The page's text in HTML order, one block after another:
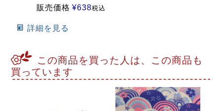
販売価格 ¥638税込
詳細を見る
この商品を買った人は、この商品も
買っています